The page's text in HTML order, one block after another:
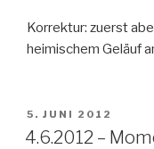
Korrektur: zuerst
heimischem Geläuf
VERÖFFENTLICHT
AM
5. JUNI 2012
4.6.2012 –